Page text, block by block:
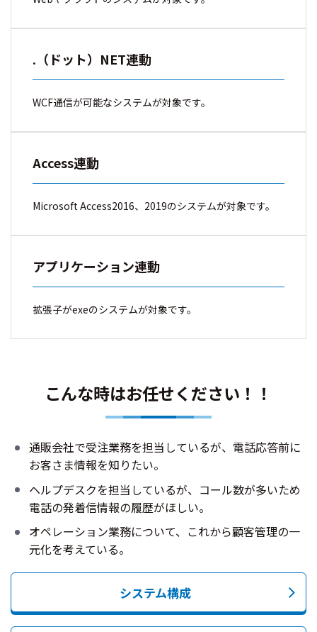
.（ドット）NET連動
WCF通信が可能なシステムが対象です。
Access連動
Microsoft Access2016、2019のシステムが対象です。
アプリケーション連動
拡張子がexeのシステムが対象です。
こんな時はお任せください！！
通販会社で受注業務を担当しているが、電話応答前に
お客さま情報を知りたい。
ヘルプデスクを担当しているが、コール数が多いため
電話の発着信情報の履歴がほしい。
オペレーション業務について、これから顧客管理の一
元化を考えている。
システム構成